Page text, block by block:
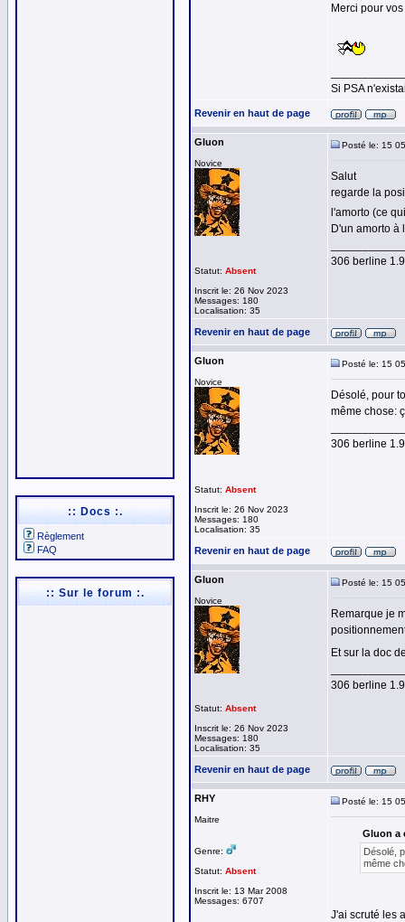
:: Docs :.
Règlement
FAQ
:: Sur le forum :.
Merci pour
Si PSA
Revenir en haut de page
Gluon
Novice
Statut: Absent
Inscrit le: 26 Nov 2023
Messages: 180
Localisation: 35
Posté le: 15
Salut
regarde la
l'amorto (ce
D'un amorto à
306 berline
Revenir en haut de page
Gluon
Novice
Statut: Absent
Inscrit le: 26 Nov 2023
Messages: 180
Localisation: 35
Posté le: 15
Désolé, pour
même chose:
306 berline
Revenir en haut de page
Gluon
Novice
Statut: Absent
Inscrit le: 26 Nov 2023
Messages: 180
Localisation: 35
Posté le: 15
Remarque je
Et sur la doc
306 berline
Revenir en haut de page
RHY
Maitre
Genre:
Statut: Absent
Inscrit le: 13 Mar 2008
Messages: 6707
Posté le: 15
Gluon a
Désolé,
même
J'ai scruté les